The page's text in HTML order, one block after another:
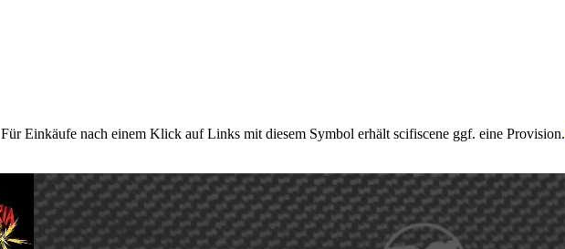
Für Einkäufe nach einem Klick auf Links mit diesem Symbol erhält scifiscene ggf. eine Provision.